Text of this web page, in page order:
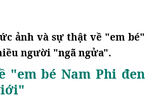
ảnh và sự thật về "em bé"
người "ngã ngửa".
"em bé Nam Phi đen